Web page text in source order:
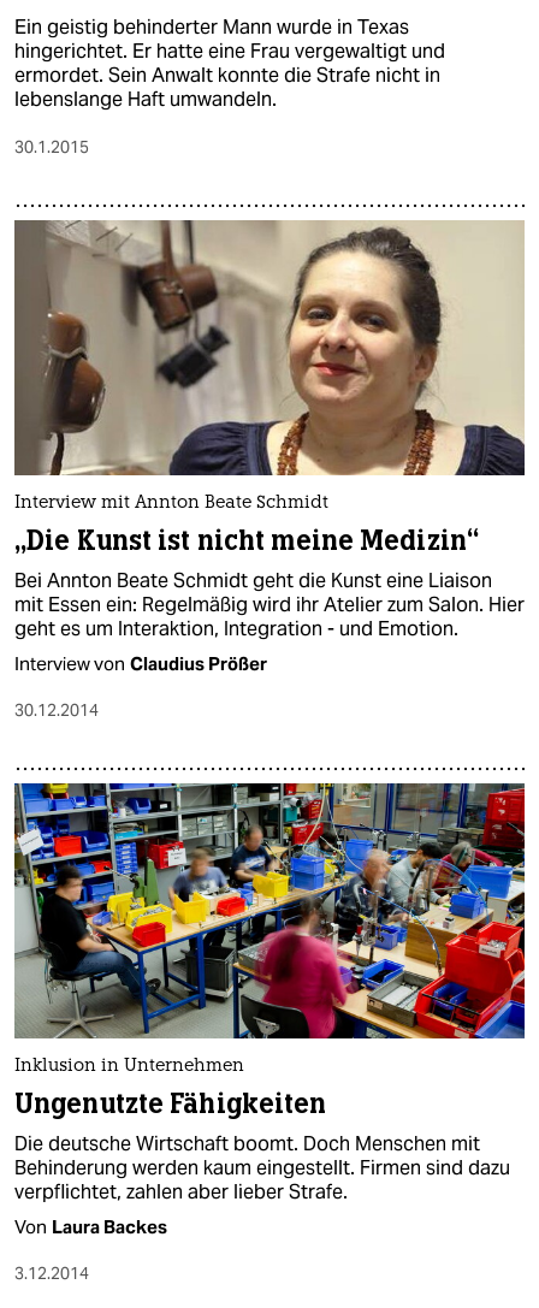
Ein geistig behinderter Mann wurde in Texas
hingerichtet. Er hatte eine Frau vergewaltigt und
ermordet. Sein Anwalt konnte die Strafe nicht in
lebenslange Haft umwandeln.
30.1.2015
Interview mit Annton Beate Schmidt
„Die Kunst ist nicht meine Medizin“
Bei Annton Beate Schmidt geht die Kunst eine Liaison
mit Essen ein: Regelmäßig wird ihr Atelier zum Salon. Hier
geht es um Interaktion, Integration - und Emotion.
Interview von Claudius Prößer
30.12.2014
Inklusion in Unternehmen
Ungenutzte Fähigkeiten
Die deutsche Wirtschaft boomt. Doch Menschen mit
Behinderung werden kaum eingestellt. Firmen sind dazu
verpflichtet, zahlen aber lieber Strafe.
Von Laura Backes
3.12.2014